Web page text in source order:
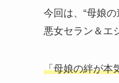
今回は、“母娘の
悪女セラン＆エ
「母娘の絆が本